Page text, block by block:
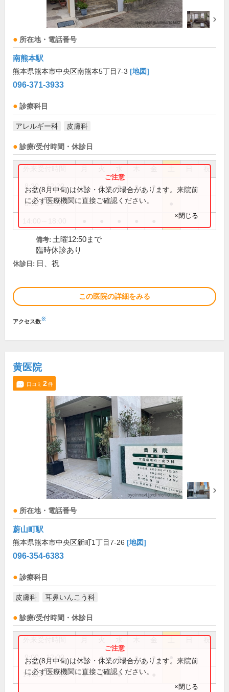
所在地・電話番号
南熊本駅
熊本県熊本市中央区南熊本5丁目7-3 [地図]
096-371-3933
診療科目
アレルギー科 皮膚科
診療/受付時間・休診日
祝
8:30～12:20 ● ● ● ● ●
8:30～12:50
お盆(8月中旬)は休診・休業の場合があります。来院前
に必ず医療機関に直接ご確認ください。
×閉じる
備考: 土曜12:50まで
臨時休診あり
休診日: 日、祝
この医院の詳細をみる
アクセス数※
黄医院
口コミ 2件
所在地・電話番号
蔚山町駅
熊本県熊本市中央区新町1丁目7-26 [地図]
096-354-6383
診療科目
皮膚科 耳鼻いんこう科
診療/受付時間・休診日
祝
9:00～12:00 ● ● ● ● ●
14:00～17:30 ● ● ●
お盆(8月中旬)は休診・休業の場合があります。来院前
に必ず医療機関に直接ご確認ください。
×閉じる